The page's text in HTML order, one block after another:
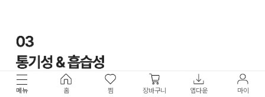
메뉴 홈 찜 장바구니 앱다운 마이